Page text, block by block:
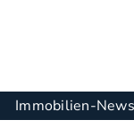
Immobilien-News